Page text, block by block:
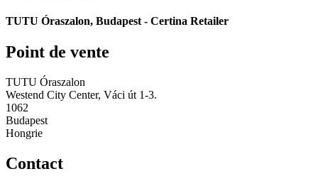
TUTU Óraszalon, Budapest - Certina Retailer
Point de vente
TUTU Óraszalon
Westend City Center, Váci út 1-3.
1062
Budapest
Hongrie
Contact